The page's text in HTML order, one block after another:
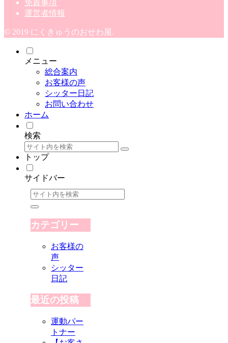
免責事項
運営者情報
© 2019 にくきゅうのおせわ屋.
メニュー
総合案内
お客様の声
シッター日記
お問い合わせ
ホーム
検索
トップ
サイドバー
カテゴリー
お客様の
声
シッター
日記
最近の投稿
運動パー
トナー